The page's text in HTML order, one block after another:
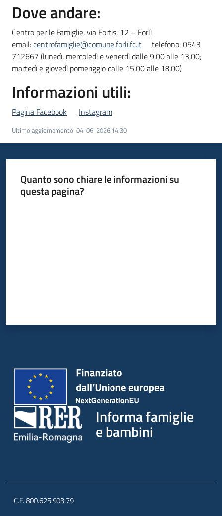
Dove andare:
Centro per le Famiglie, via Fortis, 12 – Forlì
email:centrofamiglie@comune.forli.fc.it
telefono: 0543
712667 (lunedì, mercoledì e venerdì dalle 9,00 alle 13,00;
martedì e giovedì pomeriggio dalle 15,00 alle 18,00)
Informazioni utili:
Pagina Facebook Instagram
Ultimo aggiornamento: 04-06-2026 14:30
Quanto sono chiare le informazioni su
questa pagina?
Informa famiglie
e bambini
C.F. 800.625.903.79